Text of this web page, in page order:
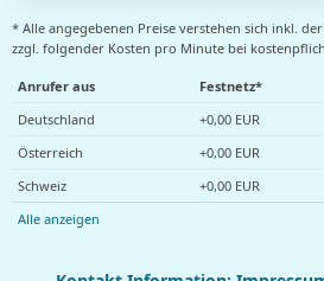
* Alle angegebenen Preise verstehen sich inkl.
zzgl. folgender Kosten pro Minute bei
Anrufer aus Festnetz*
Deutschland
+0,00 EUR
Österreich
+0,00 EUR
Schweiz
+0,00 EUR
Alle anzeigen